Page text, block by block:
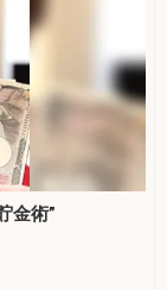
金術”